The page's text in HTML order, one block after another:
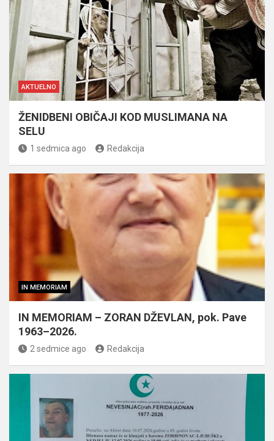
AKTUELNO
ŽENIDBENI OBIČAJI KOD MUSLIMANA NA
SELU
1 sedmica ago Redakcija
IN MEMORIAM
IN MEMORIAM – ZORAN DŽEVLAN, pok. Pave
1963–2026.
2 sedmice ago Redakcija